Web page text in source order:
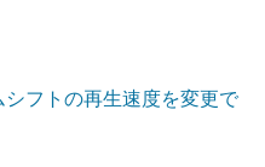
シフトの再生速度を変更で